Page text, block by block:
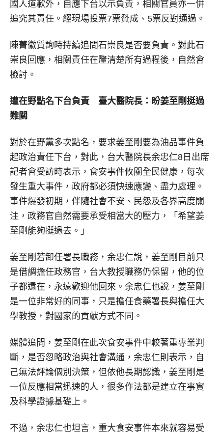
國人道歉外，自應下台以示負責，相關官員亦一併
追究其責任。經現場投票7票贊成、5票反對通過。
陳菁徽質詢時持續追問石崇良是否要負責。對此石
崇良回應，相關責任在釐清楚所有過程後，自然會
檢討。
遭在野點名下台負責 臺大醫院長：盼姜至剛挺過
難關
對於在野黨多次點名，要求姜至剛要為油品事件負
起政治責任下台，對此，台大醫院長余忠仁8日出席
記者會受訪時表示，食安事件攸關全民健康，每次
發生重大事件，政府都必須快速應變、盡力處理。
事件爆發初期，伴隨社會不安、民怨及各界高度關
注，政務官自然需要承受相當大的壓力，「希望姜
至剛能夠挺過去。」
姜至剛若卸任署長職務，余忠仁說，姜至剛目前只
是借調擔任政務官，台大教授職務仍保留，他的位
子都還在，永遠歡迎他回來。余忠仁也說，姜至剛
是一位非常好的同事，只是擔任食藥署長與擔任大
學教授，對國家的貢獻方式不同。
媒體追問，姜至剛在此次食安事件中較著重專業判
斷，是否忽略政治與社會溝通，余忠仁則表示，自
己無法評論個別決策，但依他長期認識，姜至剛是
一位反應相當迅速的人，很多作法都是建立在事實
及科學證據基礎上。
不過，余忠仁也坦言，重大食安事件本來就容易受